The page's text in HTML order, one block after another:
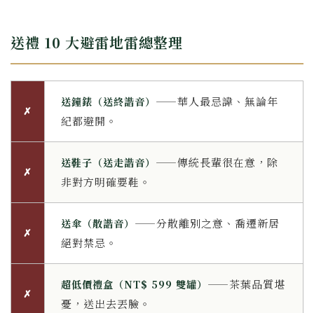
送禮 10 大避雷地雷總整理
✗
送鐘錶（送終諧音） ——華人最忌諱、無論年
紀都避開。
✗
送鞋子（送走諧音） ——傳統長輩很在意，除
非對方明確要鞋。
✗
送傘（散諧音） ——分散離別之意、喬遷新居
絕對禁忌。
✗
超低價禮盒（NT$ 599 雙罐） ——茶葉品質堪
憂，送出去丟臉。